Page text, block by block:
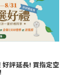
評延長! 買指定空